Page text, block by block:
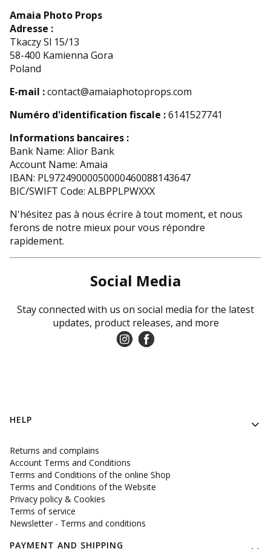
Amaia Photo Props
Adresse :
Tkaczy Sl 15/13
58-400 Kamienna Gora
Poland
E-mail :contact@amaiaphotoprops.com
Numéro d'identification fiscale :6141527741
Informations bancaires :
Bank Name: Alior Bank
Account Name: Amaia
IBAN: PL97249000050000460088143647
BIC/SWIFT Code: ALBPPLPWXXX
N'hésitez pas à nous écrire à tout moment, et nous
ferons de notre mieux pour vous répondre
rapidement.
Social Media
Stay connected with us on social media for the latest
updates, product releases, and more
Footer menu
HELP
Returns and complains
Account Terms and Conditions
Terms and Conditions of the online Shop
Terms and Conditions of the Website
Privacy policy & Cookies
Terms of service
Newsletter - Terms and conditions
PAYMENT AND SHIPPING